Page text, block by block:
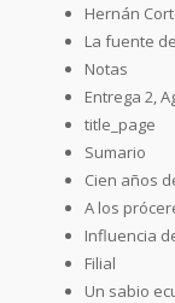
Hernán
La fuente
Notas
Entrega 2,
title_page
Sumario
Cien años
A los
Influencia
Filial
Un sabio